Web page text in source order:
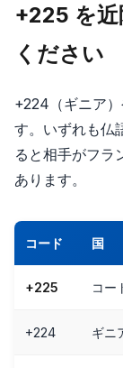
+225 を
ください
+224（ギニア
す。いずれも仏
ると相手がフラ
あります。
コード 国
+225 コー
+224 ギニ